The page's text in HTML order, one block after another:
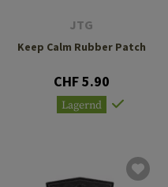
JTG
Keep Calm Rubber Patch
CHF 5.90
Lagernd